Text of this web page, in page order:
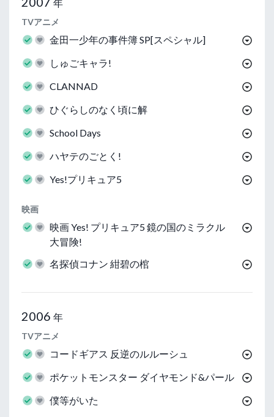
年
TVアニメ
金田一少年の事件簿 SP[スペシャル]
しゅごキャラ!
CLANNAD
ひぐらしのなく頃に解
School Days
ハヤテのごとく!
Yes!プリキュア5
映画
映画 Yes! プリキュア5 鏡の国のミラクル
大冒険!
名探偵コナン 紺碧の棺
2006 年
TVアニメ
コードギアス 反逆のルルーシュ
ポケットモンスター ダイヤモンド&パール
僕等がいた